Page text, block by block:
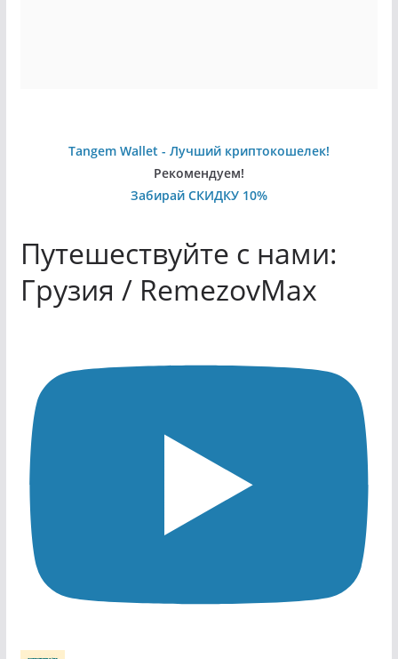
Tangem Wallet - Лучший криптокошелек!
Рекомендуем!
Забирай СКИДКУ 10%
Путешествуйте с нами:
Грузия / RemezovMax